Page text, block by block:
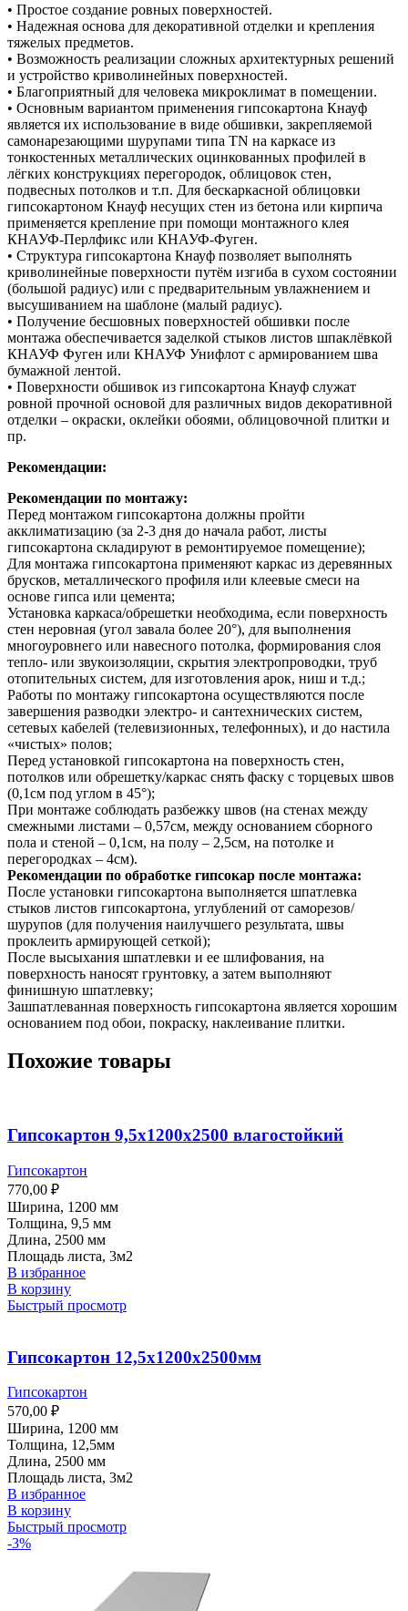
• Простое создание ровных поверхностей.
• Надежная основа для декоративной отделки и крепления
тяжелых предметов.
• Возможность реализации сложных архитектурных решений
и устройство криволинейных поверхностей.
• Благоприятный для человека микроклимат в помещении.
• Основным вариантом применения гипсокартона Кнауф
является их использование в виде обшивки, закрепляемой
самонарезающими шурупами типа TN на каркасе из
тонкостенных металлических оцинкованных профилей в
лёгких конструкциях перегородок, облицовок стен,
подвесных потолков и т.п. Для бескаркасной облицовки
гипсокартоном Кнауф несущих стен из бетона или кирпича
применяется крепление при помощи монтажного клея
КНАУФ-Перлфикс или КНАУФ-Фуген.
• Структура гипсокартона Кнауф позволяет выполнять
криволинейные поверхности путём изгиба в сухом состоянии
(большой радиус) или с предварительным увлажнением и
высушиванием на шаблоне (малый радиус).
• Получение бесшовных поверхностей обшивки после
монтажа обеспечивается заделкой стыков листов шпаклёвкой
КНАУФ Фуген или КНАУФ Унифлот с армированием шва
бумажной лентой.
• Поверхности обшивок из гипсокартона Кнауф служат
ровной прочной основой для различных видов декоративной
отделки – окраски, оклейки обоями, облицовочной плитки и
пр.
Рекомендации:
Рекомендации по монтажу:
Перед монтажом гипсокартона должны пройти
акклиматизацию (за 2-3 дня до начала работ, листы
гипсокартона складируют в ремонтируемое помещение);
Для монтажа гипсокартона применяют каркас из деревянных
брусков, металлического профиля или клеевые смеси на
основе гипса или цемента;
Установка каркаса/обрешетки необходима, если поверхность
стен неровная (угол завала более 20°), для выполнения
многоуровнего или навесного потолка, формирования слоя
тепло- или звукоизоляции, скрытия электропроводки, труб
отопительных систем, для изготовления арок, ниш и т.д.;
Работы по монтажу гипсокартона осуществляются после
завершения разводки электро- и сантехнических систем,
сетевых кабелей (телевизионных, телефонных), и до настила
«чистых» полов;
Перед установкой гипсокартона на поверхность стен,
потолков или обрешетку/каркас снять фаску с торцевых швов
(0,1см под углом в 45°);
При монтаже соблюдать разбежку швов (на стенах между
смежными листами – 0,57см, между основанием сборного
пола и стеной – 0,1см, на полу – 2,5см, на потолке и
перегородках – 4см).
Рекомендации по обработке гипсокар после монтажа:
После установки гипсокартона выполняется шпатлевка
стыков листов гипсокартона, углублений от саморезов/
шурупов (для получения наилучшего результата, швы
проклеить армирующей сеткой);
После высыхания шпатлевки и ее шлифования, на
поверхность наносят грунтовку, а затем выполняют
финишную шпатлевку;
Зашпатлеванная поверхность гипсокартона является хорошим
основанием под обои, покраску, наклеивание плитки.
Похожие товары
Гипсокартон 9,5х1200х2500 влагостойкий
Гипсокартон
770,00 ₽
Ширина, 1200 мм
Толщина, 9,5 мм
Длина, 2500 мм
Площадь листа, 3м2
В избранное
В корзину
Быстрый просмотр
Гипсокартон 12,5х1200х2500мм
Гипсокартон
570,00 ₽
Ширина, 1200 мм
Толщина, 12,5мм
Длина, 2500 мм
Площадь листа, 3м2
В избранное
В корзину
Быстрый просмотр
-3%